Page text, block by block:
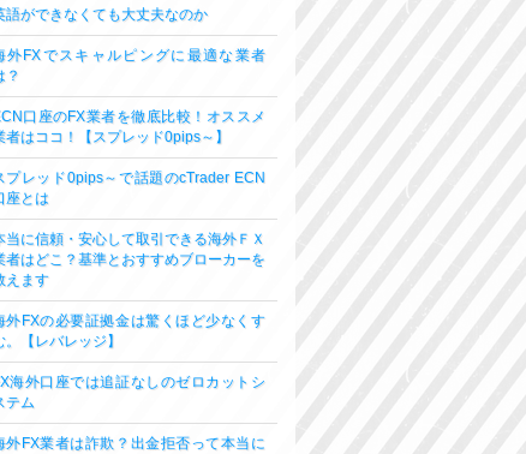
語ができなくても大丈夫なのか
外FXでスキャルピングに最適な業者
？
口座のFX業者を徹底比較！オススメ
者はココ！【スプレッド0pips～】
プレッド0pips～で話題のcTrader ECN
座とは
当に信頼・安心して取引できる海外ＦＸ
者はどこ？基準とおすすめブローカーを
えます
外FXの必要証拠金は驚くほど少なくす
。【レバレッジ】
海外口座では追証なしのゼロカットシ
テム
外FX業者は詐欺？出金拒否って本当に